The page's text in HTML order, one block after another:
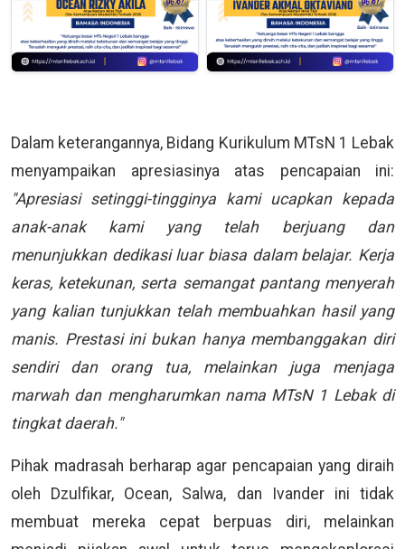
Dalam keterangannya, Bidang Kurikulum MTsN 1 Lebak
menyampaikan apresiasinya atas pencapaian ini:
"Apresiasi setinggi-tingginya kami ucapkan kepada
anak-anak kami yang telah berjuang dan
menunjukkan dedikasi luar biasa dalam belajar. Kerja
keras, ketekunan, serta semangat pantang menyerah
yang kalian tunjukkan telah membuahkan hasil yang
manis. Prestasi ini bukan hanya membanggakan diri
sendiri dan orang tua, melainkan juga menjaga
marwah dan mengharumkan nama MTsN 1 Lebak di
tingkat daerah."
Pihak madrasah berharap agar pencapaian yang diraih
oleh Dzulfikar, Ocean, Salwa, dan Ivander ini tidak
membuat mereka cepat berpuas diri, melainkan